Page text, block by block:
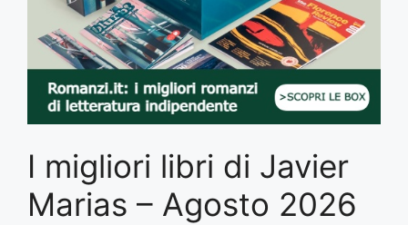
I migliori libri di Javier
Marias – Agosto 2026